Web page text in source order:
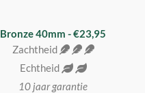
Bronze 40mm - €23,95
Zachtheid
Echtheid
10 jaar garantie